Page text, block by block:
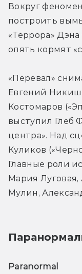
Вокруг
построить
«Террора»
опять кормят
«Перевал»
Евгений
Костомаров
выступил Глеб
центра». Над
Куликов
Главные роли
Мария
Мулин,
Paranormal